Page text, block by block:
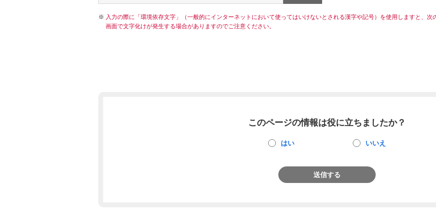
入力の際に「環境依存文字」（一般的にインターネットにおいて使ってはいけないとされる漢字や記号）を使用しますと、次
画面で文字化けが発生する場合がありますのでご注意ください。
このページの情報は役に立ちましたか？
はい いいえ
送信する